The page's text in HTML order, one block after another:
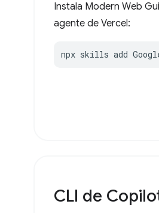
Instala Modern Web
agente de Vercel:
npx skills add
CLI de